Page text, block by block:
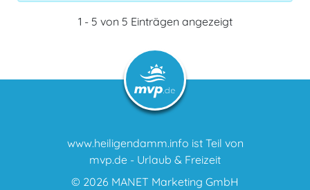
1 - 5 von 5 Einträgen angezeigt
www.heiligendamm.info ist Teil von
mvp.de - Urlaub & Freizeit
© 2026 MANET Marketing GmbH